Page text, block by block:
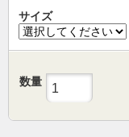
サイズ
数量